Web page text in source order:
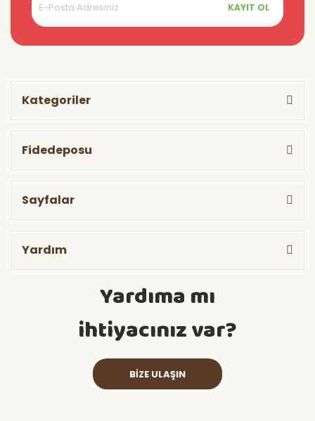
KAYIT OL
Kategoriler
Fidedeposu
Sayfalar
Yardım
Yardıma mı
ihtiyacınız var?
BİZE ULAŞIN